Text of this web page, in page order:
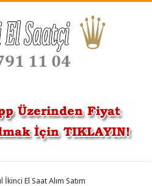
El Saat Alım Satım